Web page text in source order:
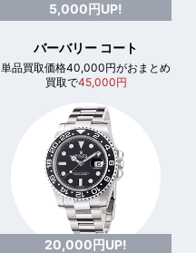
5,000円UP!
バーバリー コート
単品買取価格40,000円がおまとめ
買取で45,000円
20,000円UP!